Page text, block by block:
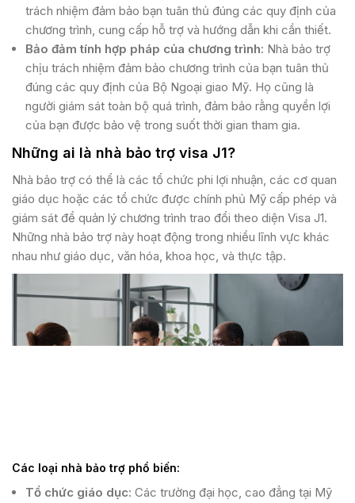
trách nhiệm đảm bảo bạn tuân thủ đúng các quy định của
chương trình, cung cấp hỗ trợ và hướng dẫn khi cần thiết​.
Bảo đảm tính hợp pháp của chương trình: Nhà bảo trợ
chịu trách nhiệm đảm bảo chương trình của bạn tuân thủ
đúng các quy định của Bộ Ngoại giao Mỹ. Họ cũng là
người giám sát toàn bộ quá trình, đảm bảo rằng quyền lợi
của bạn được bảo vệ trong suốt thời gian tham gia​.
Những ai là nhà bảo trợ visa J1?
Nhà bảo trợ có thể là các tổ chức phi lợi nhuận, các cơ quan
giáo dục hoặc các tổ chức được chính phủ Mỹ cấp phép và
giám sát để quản lý chương trình trao đổi theo diện Visa J1.
Những nhà bảo trợ này hoạt động trong nhiều lĩnh vực khác
nhau như giáo dục, văn hóa, khoa học, và thực tập.
Các loại nhà bảo trợ phổ biến:
Tổ chức giáo dục: Các trường đại học, cao đẳng tại Mỹ